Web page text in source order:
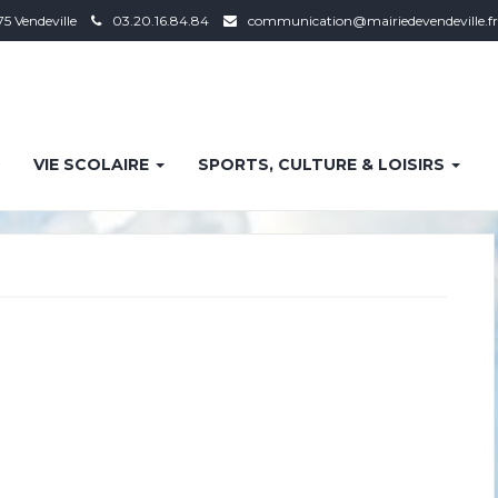
Vendeville 03.20.16.84.84 communication@mairiedevendeville.fr
VIE SCOLAIRE SPORTS, CULTURE & LOISIRS